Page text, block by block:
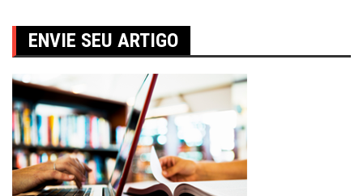
ENVIE SEU ARTIGO